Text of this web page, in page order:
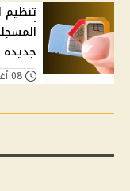
تنظيم
جديدة